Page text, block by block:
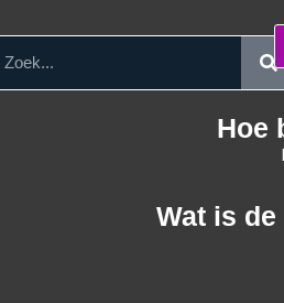
Hoe
Wat is